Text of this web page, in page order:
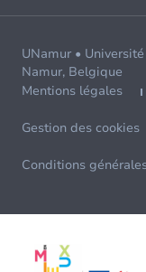
UNamur •
Namur, Belgique
Mentions légales
Gestion des cookies
Conditions